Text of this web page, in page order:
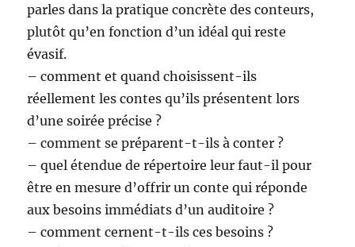
parles dans la pratique concrète des conteurs,
plutôt qu’en fonction d’un idéal qui reste
évasif.
– comment et quand choisissent-ils
réellement les contes qu’ils présentent lors
d’une soirée précise ?
– comment se préparent-t-ils à conter ?
– quel étendue de répertoire leur faut-il pour
être en mesure d’offrir un conte qui réponde
aux besoins immédiats d’un auditoire ?
– comment cernent-t-ils ces besoins ?